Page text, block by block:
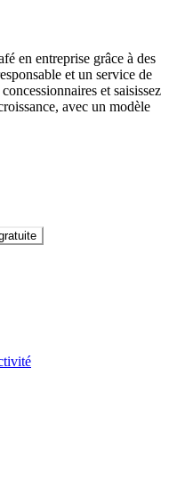
en entreprise grâce à des
et un service de
et saisissez
avec un modèle